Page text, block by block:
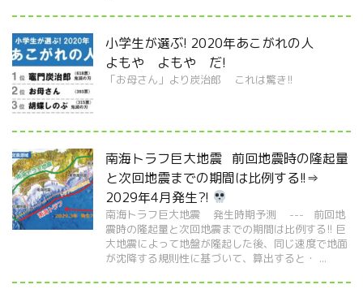
小学生が選ぶ! 2020年あこがれの人
よもや よもや だ!
「お母さん」より炭治郎 これは驚き!!
南海トラフ巨大地震 前回地震時の隆起量
と次回地震までの期間は比例する!!⇒
2029年4月発生?!
南海トラフ巨大地震 発生時期予測 --- 前回地
震時の隆起量と次回地震までの期間は比例する!! 巨
大地震によって地盤が隆起した後、同じ速度で地面
が沈降する規則性に基づいて、算出すると・ ...